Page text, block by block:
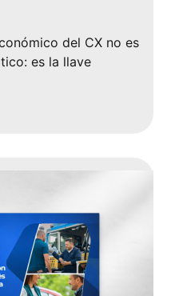
del CX no es
es la llave